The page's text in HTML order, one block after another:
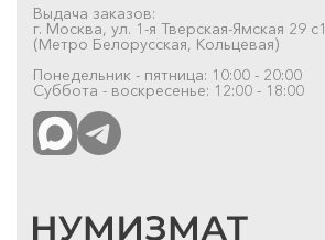
Выдача заказов:
г. Москва, ул. 1-я Тверская-Ямская 29 с1
(Метро Белорусская, Кольцевая)
Понедельник - пятница: 10:00 - 20:00
Суббота - воскресенье: 12:00 - 18:00